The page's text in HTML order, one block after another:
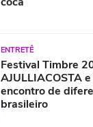
ENTRETÊ
Festival Timbre
AJULLIACOSTA
encontro de
brasileiro